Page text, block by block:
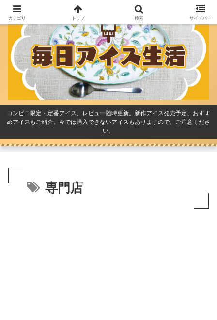
コンビニ限定・定番アイス、レビュー随時更新。新作アイス発売予定、おすす
めアイスもご紹介。今では購入できないアイスもありますので、ご注意くださ
い。
専門店
カテゴリ トップ 検索 サイドバー